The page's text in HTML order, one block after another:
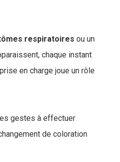
respiratoires ou un
chaque instant
en charge joue un rôle
gestes à effectuer
de coloration